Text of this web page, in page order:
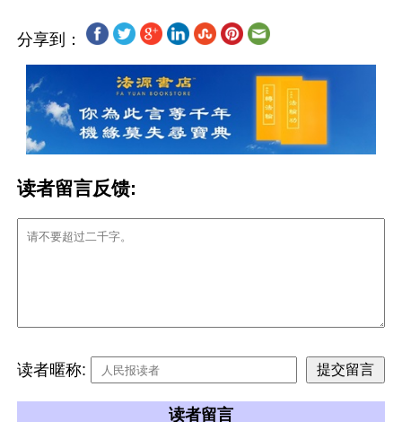
分享到：
读者留言反馈:
读者暱称:
读者留言